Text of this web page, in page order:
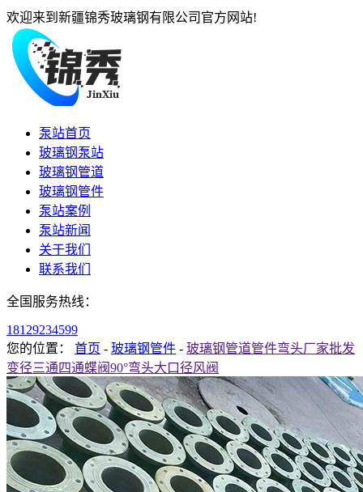
欢迎来到新疆锦秀玻璃钢有限公司官方网站!
泵站首页
玻璃钢泵站
玻璃钢管道
玻璃钢管件
泵站案例
泵站新闻
关于我们
联系我们
全国服务热线：
18129234599
您的位置： 首页 - 玻璃钢管件 - 玻璃钢管道管件弯头厂家批发
变径三通四通蝶阀90°弯头大口径风阀